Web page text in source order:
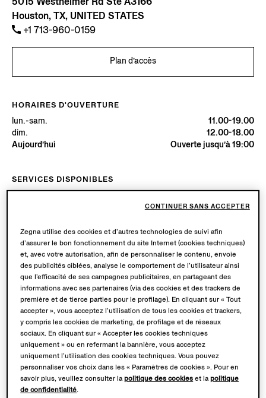
Houston, TX, UNITED STATES
+1 713-960-0159
Plan d’accès
HORAIRES D'OUVERTURE
lun.-sam.
11.00-19.00
dim.
12.00-18.00
Aujourd’hui
Ouverte jusqu’à 19:00
SERVICES DISPONIBLES
Livraison en boutique disponible. En savoir plusici.
Retours en boutique disponibles. En savoir plusici.
Essayez en Boutique
Prendre Rendez-Vous
Découvrez l’univers Su Misura
Réservez votre Expérience Vellus Aureum
Zegna utilise des cookies et d’autres technologies de suivi afin
d’assurer le bon fonctionnement du site Internet (cookies techniques)
et, avec votre autorisation, afin de personnaliser le contenu, envoie
des publicités ciblées, analyse le comportement de l’utilisateur ainsi
que l’efficacité de ses campagnes publicitaires, en partageant des
informations avec ses partenaires (via des cookies et des trackers de
première et de tierce parties pour le profilage). En cliquant sur « Tout
accepter », vous acceptez l’utilisation de tous les cookies et trackers,
y compris les cookies de marketing, de profilage et de réseaux
sociaux. En cliquant sur « Accepter les cookies techniques
uniquement » ou en refermant la bannière, vous acceptez
uniquement l’utilisation des cookies techniques. Vous pouvez
personnaliser vos choix dans les « Paramètres de cookies ». Pour en
savoir plus, veuillez consulter lapolitique des cookies et lapolitique
de confidentialité.
CONTINUER SANS ACCEPTER